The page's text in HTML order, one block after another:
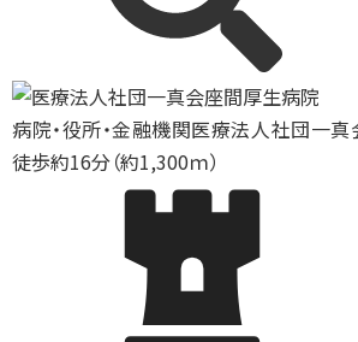
病院・役所・金融機関医療法人社団一真
徒歩約16分（約1,300ｍ）